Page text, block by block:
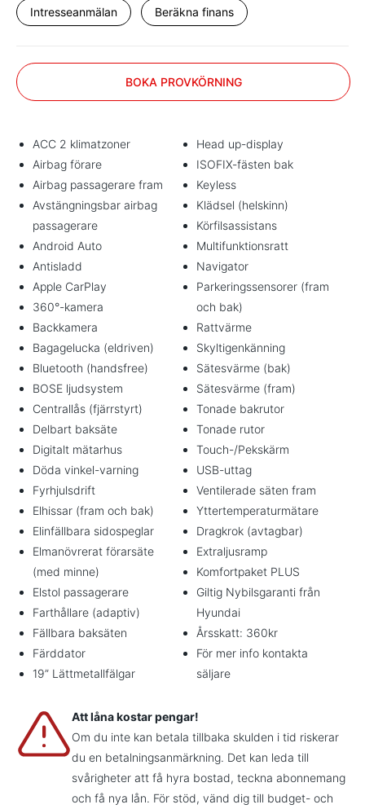
Intresseanmälan Beräkna finans
BOKA PROVKÖRNING
ACC 2 klimatzoner
Airbag förare
Airbag passagerare fram
Avstängningsbar airbag
passagerare
Android Auto
Antisladd
Apple CarPlay
360°-kamera
Backkamera
Bagagelucka (eldriven)
Bluetooth (handsfree)
BOSE ljudsystem
Centrallås (fjärrstyrt)
Delbart baksäte
Digitalt mätarhus
Döda vinkel-varning
Fyrhjulsdrift
Elhissar (fram och bak)
Elinfällbara sidospeglar
Elmanövrerat förarsäte
(med minne)
Elstol passagerare
Farthållare (adaptiv)
Fällbara baksäten
Färddator
19” Lättmetallfälgar
Head up-display
ISOFIX-fästen bak
Keyless
Klädsel (helskinn)
Körfilsassistans
Multifunktionsratt
Navigator
Parkeringssensorer (fram
och bak)
Rattvärme
Skyltigenkänning
Sätesvärme (bak)
Sätesvärme (fram)
Tonade bakrutor
Tonade rutor
Touch-/Pekskärm
USB-uttag
Ventilerade säten fram
Yttertemperaturmätare
Dragkrok (avtagbar)
Extraljusramp
Komfortpaket PLUS
Giltig Nybilsgaranti från
Hyundai
Årsskatt: 360kr
För mer info kontakta
säljare
Att låna kostar pengar!
Om du inte kan betala tillbaka skulden i tid riskerar
du en betalningsanmärkning. Det kan leda till
svårigheter att få hyra bostad, teckna abonnemang
och få nya lån. För stöd, vänd dig till budget- och